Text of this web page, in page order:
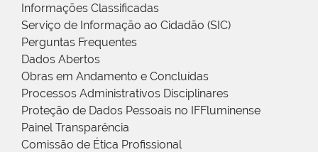
Informações Classificadas
Serviço de Informação ao Cidadão (SIC)
Perguntas Frequentes
Dados Abertos
Obras em Andamento e Concluídas
Processos Administrativos Disciplinares
Proteção de Dados Pessoais no IFFluminense
Painel Transparência
Comissão de Ética Profissional